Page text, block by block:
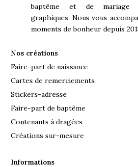
baptême et de mariage
graphiques. Nous vous
moments de bonheur depuis
Nos créations
Faire-part de naissance
Cartes de remerciements
Stickers-adresse
Faire-part de baptême
Contenants à dragées
Créations sur-mesure
Informations